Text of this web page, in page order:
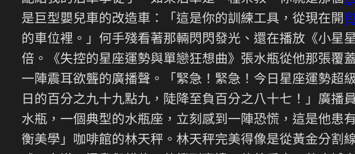
是巨型嬰兒車的改造車：「這是你的訓練工具，從現在開
的車位裡。」何手殘看著那輛閃閃發光、還在播放《小星
倍。《失控的星座運勢與單戀狂想曲》張水瓶從他那張覆
一陣震耳欲聾的廣播聲。「緊急！緊急！今日星座運勢超
日的百分之九十九點九，陡降至負百分之八十七！」廣播
水瓶，一個典型的水瓶座，立刻感到一陣恐慌，這是他患
衡美學」咖啡館的林天秤。林天秤完美得像是從黃金分割